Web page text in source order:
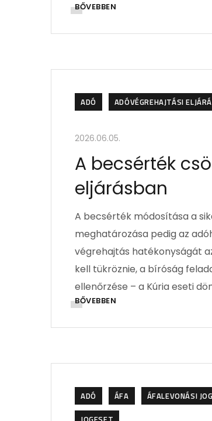
BŐVEBBEN
ADÓ ADÓVÉGREHAJTÁSI
2026.06.05.
A becsérték
eljárásban
A becsérték módosítása a
meghatározása pedig az
végrehajtás hatékonyságát
kell tükröznie, a bíróság
ellenőrzése – a Kúria eseti
BŐVEBBEN
ADÓ ÁFA ÁFALEVONÁSI JOG